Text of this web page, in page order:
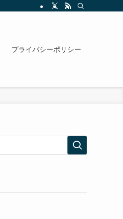
プライバシーポリシー